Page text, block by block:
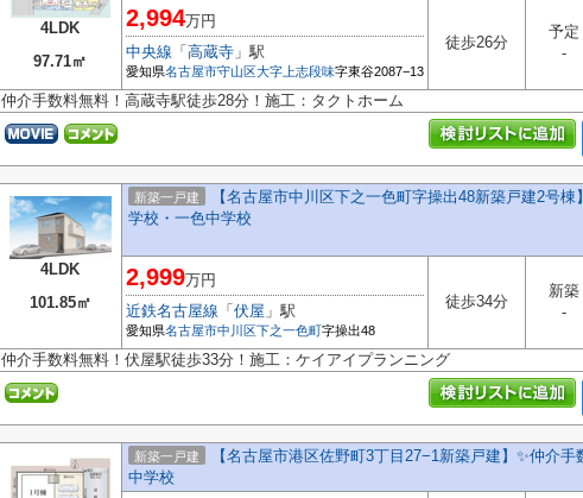
4LDK
97.71㎡
2,994万円
中央線 「 高蔵寺 」駅
愛知県名古屋市守山区大字上志段味字東谷2087−13
徒歩26分
予定
-
仲介手数料無料！高蔵寺駅徒歩28分！施工：タクトホーム
4LDK
101.85㎡
新築一戸建
【名古屋市中川区下之一色町字操出48新築戸建2号
学校・一色中学校
2,999万円
近鉄名古屋線 「 伏屋 」駅
愛知県名古屋市中川区下之一色町字操出48
徒歩34分
新築
-
仲介手数料無料！伏屋駅徒歩33分！施工：ケイアイプランニング
新築一戸建
【名古屋市港区佐野町3丁目27−1新築戸建】✨️仲介
中学校